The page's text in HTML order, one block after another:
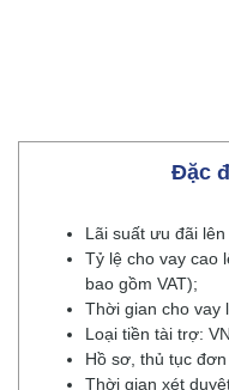
Đặc
Lãi suất ưu đãi
Tỷ lệ cho vay cao
bao gồm VAT);
Thời gian cho vay
Loại tiền tài trợ:
Hồ sơ, thủ tục
Thời gian xét